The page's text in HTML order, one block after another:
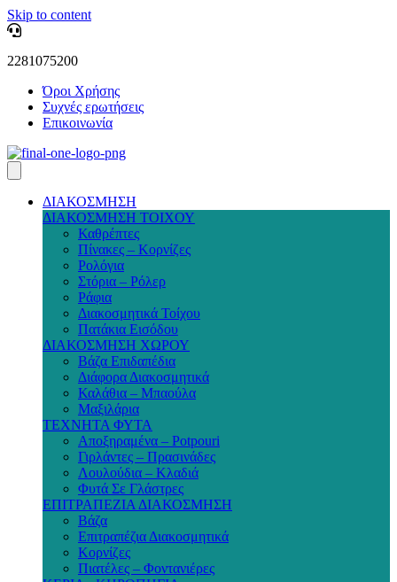
Skip to content
2281075200
Όροι Χρήσης
Συχνές ερωτήσεις
Επικοινωνία
ΔΙΑΚΟΣΜΗΣΗ
ΔΙΑΚΟΣΜΗΣΗ ΤΟΙΧΟΥ
Καθρέπτες
Πίνακες – Κορνίζες
Ρολόγια
Στόρια – Ρόλερ
Ράφια
Διακοσμητικά Τοίχου
Πατάκια Εισόδου
ΔΙΑΚΟΣΜΗΣΗ ΧΩΡΟΥ
Βάζα Επιδαπέδια
Διάφορα Διακοσμητικά
Καλάθια – Μπαούλα
Μαξιλάρια
ΤΕΧΝΗΤΑ ΦΥΤΑ
Αποξηραμένα – Potpouri
Γιρλάντες – Πρασινάδες
Λουλούδια – Κλαδιά
Φυτά Σε Γλάστρες
ΕΠΙΤΡΑΠΕΖΙΑ ΔΙΑΚΟΣΜΗΣΗ
Βάζα
Επιτραπέζια Διακοσμητικά
Κορνίζες
Πιατέλες – Φοντανιέρες